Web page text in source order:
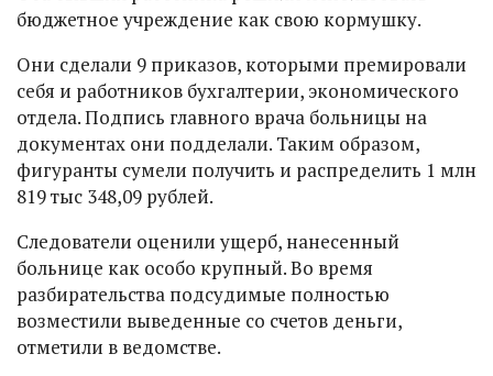
бюджетное учреждение как свою кормушку.
Они сделали 9 приказов, которыми премировали
себя и работников бухгалтерии, экономического
отдела. Подпись главного врача больницы на
документах они подделали. Таким образом,
фигуранты сумели получить и распределить 1 млн
819 тыс 348,09 рублей.
Следователи оценили ущерб, нанесенный
больнице как особо крупный. Во время
разбирательства подсудимые полностью
возместили выведенные со счетов деньги,
отметили в ведомстве.